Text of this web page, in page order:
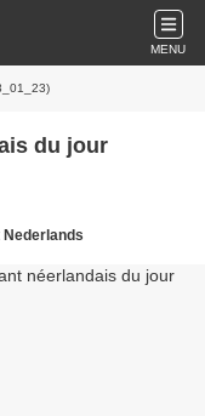
MENU
du jour
Nederlands